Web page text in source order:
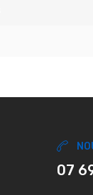
07